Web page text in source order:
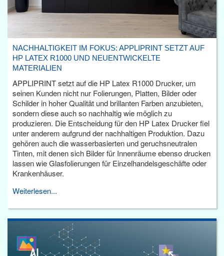
NACHHALTIGKEIT IM FOKUS: APPLIPRINT SETZT AUF
HP LATEX R1000 UND NEUENTWICKELTE
MATERIALIEN
APPLIPRINT setzt auf die HP Latex R1000 Drucker, um
seinen Kunden nicht nur Folierungen, Platten, Bilder oder
Schilder in hoher Qualität und brillanten Farben anzubieten,
sondern diese auch so nachhaltig wie möglich zu
produzieren. Die Entscheidung für den HP Latex Drucker fiel
unter anderem aufgrund der nachhaltigen Produktion. Dazu
gehören auch die wasserbasierten und geruchsneutralen
Tinten, mit denen sich Bilder für Innenräume ebenso drucken
lassen wie Glasfolierungen für Einzelhandelsgeschäfte oder
Krankenhäuser.
Weiterlesen...